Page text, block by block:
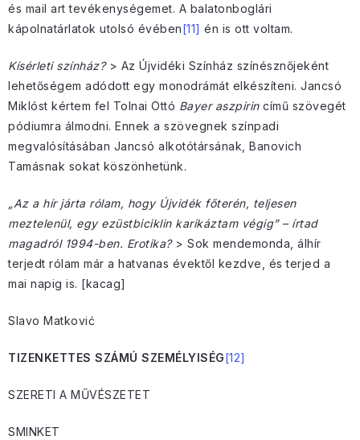
és mail art tevékenységemet. A balatonboglári
kápolnatárlatok utolsó évében[11] én is ott voltam.
Kísérleti színház?> Az Újvidéki Színház színésznőjeként
lehetőségem adódott egy monodrámát elkészíteni. Jancsó
Miklóst kértem fel Tolnai Ottó Bayer aszpirincímű szövegét
pódiumra álmodni. Ennek a szövegnek színpadi
megvalósításában Jancsó alkotótársának, Banovich
Tamásnak sokat köszönhetünk.
„Az a hír járta rólam, hogy Újvidék főterén, teljesen
meztelenül, egy ezüstbiciklin karikáztam végig” – írtad
magadról 1994-ben. Erotika?> Sok mendemonda, álhír
terjedt rólam már a hatvanas évektől kezdve, és terjed a
mai napig is. [kacag]
Slavo Matković
TIZENKETTES SZÁMÚ SZEMÉLYISÉG[12]
SZERETI A MŰVÉSZETET
SMINKET